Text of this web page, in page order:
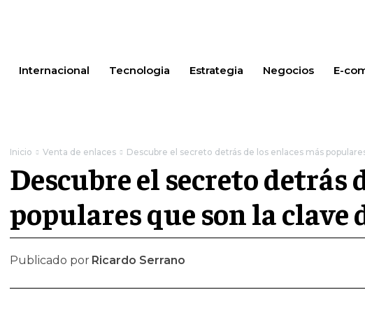
Internacional Tecnologia Estrategia Negocios E-
Inicio Venta de enlaces Descubre el secreto detrás de los enlaces más
Descubre el secreto detrás
populares que son la clave
Publicado por Ricardo Serrano